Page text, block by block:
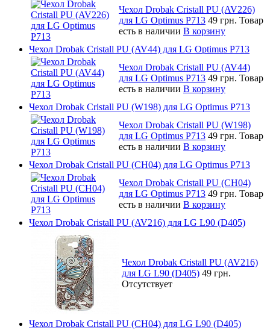
Чехол Drobak Cristall PU (AV226)
для LG Optimus P713 49 грн. Товар
есть в наличии В корзину
Чехол Drobak Cristall PU (AV44) для LG Optimus P713
Чехол Drobak Cristall PU (AV44)
для LG Optimus P713 49 грн. Товар
есть в наличии В корзину
Чехол Drobak Cristall PU (W198) для LG Optimus P713
Чехол Drobak Cristall PU (W198)
для LG Optimus P713 49 грн. Товар
есть в наличии В корзину
Чехол Drobak Cristall PU (CH04) для LG Optimus P713
Чехол Drobak Cristall PU (CH04)
для LG Optimus P713 49 грн. Товар
есть в наличии В корзину
Чехол Drobak Cristall PU (AV216) для LG L90 (D405)
Чехол Drobak Cristall PU (AV216)
для LG L90 (D405) 49 грн.
Отсутствует
Чехол Drobak Cristall PU (CH04) для LG L90 (D405)